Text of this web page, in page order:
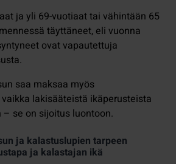
ja yli 69-vuotiaat tai vähintään 65
täyttäneet, eli vuonna
ovat vapautettuja
saa maksaa myös
lakisääteistä ikäperusteista
se on sijoitus luontoon.
ja kalastuslupien tarpeen
ja kalastajan ikä